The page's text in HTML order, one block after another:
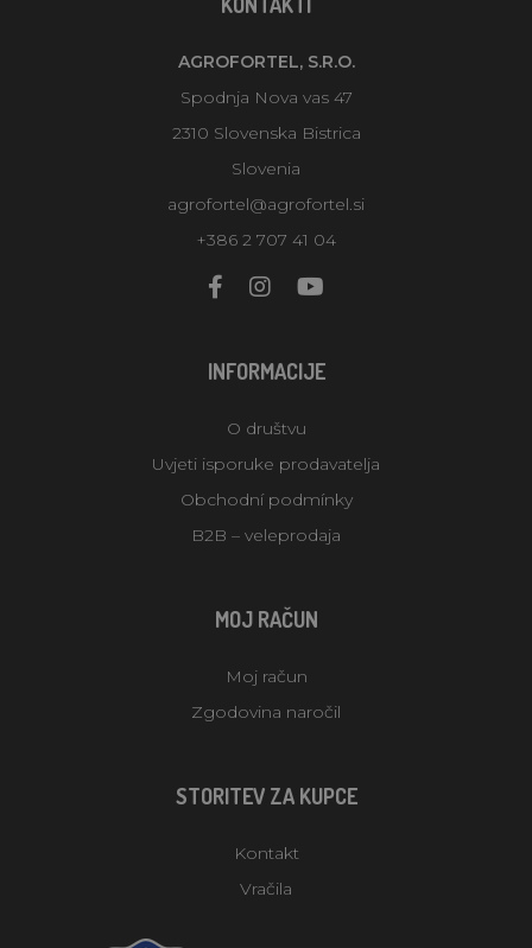
AGROFORTEL, S.R.O.
Spodnja Nova vas 47
2310 Slovenska Bistrica
Slovenia
agrofortel@agrofortel.si
+386 2 707 41 04
INFORMACIJE
O društvu
Uvjeti isporuke prodavatelja
Obchodní podmínky
B2B – veleprodaja
MOJ RAČUN
Moj račun
Zgodovina naročil
STORITEV ZA KUPCE
Kontakt
Vračila